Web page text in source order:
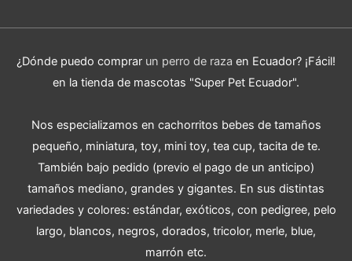
¿Dónde puedo comprar un perro de raza en Ecuador? ¡Fácil!
en la tienda de mascotas "Super Pet Ecuador".
Nos especializamos en cachorritos bebes de tamaños
pequeño, miniatura, toy, mini toy, tea cup, tacita de te.
También bajo pedido (previo el pago de un anticipo)
tamaños mediano, grandes y gigantes. En sus distintas
variedades y colores: estándar, exóticos, con pedigree, pelo
largo, blancos, negros, dorados, tricolor, merle, blue,
marrón etc.